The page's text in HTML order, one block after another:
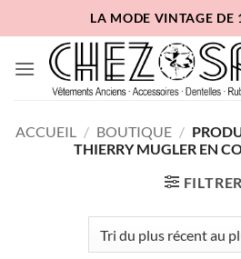
au
contenu
LA MODE VINTAGE DE
ACCUEIL / BOUTIQUE /
THIERRY MUGLER EN
FILTRER